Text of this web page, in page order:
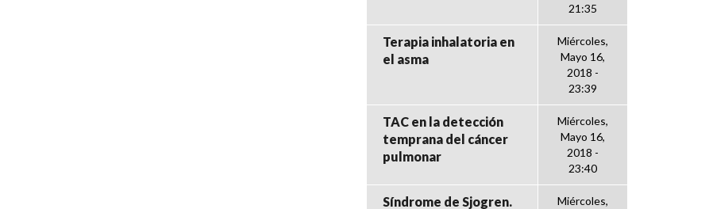
21:35
Terapia inhalatoria en
el asma
Miércoles,
Mayo 16,
2018 -
23:39
TAC en la detección
temprana del cáncer
pulmonar
Miércoles,
Mayo 16,
2018 -
23:40
Síndrome de Sjogren.
Miércoles,